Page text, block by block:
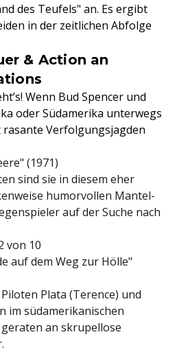
des Teufels" an. Es ergibt
in der zeitlichen Abfolge
& Action an
Wenn Bud Spencer und
oder Südamerika unterwegs
Verfolgungsjagden
(1971)
sind sie in diesem eher
humorvollen Mantel-
auf der Suche nach
von 10
auf dem Weg zur Hölle"
Plata (Terence) und
im südamerikanischen
an skrupellose